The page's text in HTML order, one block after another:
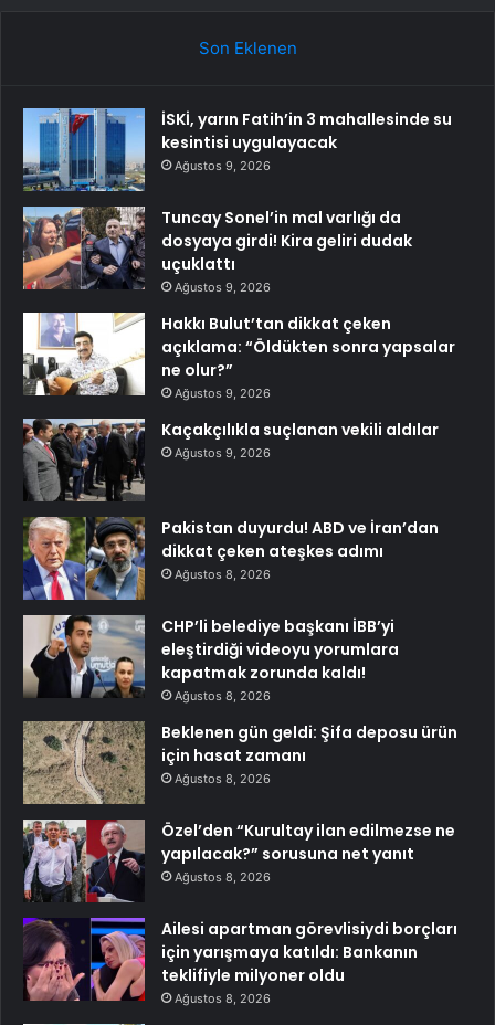
Son Eklenen
İSKİ, yarın Fatih’in 3 mahallesinde su
kesintisi uygulayacak
Ağustos 9, 2026
Tuncay Sonel’in mal varlığı da
dosyaya girdi! Kira geliri dudak
uçuklattı
Ağustos 9, 2026
Hakkı Bulut’tan dikkat çeken
açıklama: “Öldükten sonra yapsalar
ne olur?”
Ağustos 9, 2026
Kaçakçılıkla suçlanan vekili aldılar
Ağustos 9, 2026
Pakistan duyurdu! ABD ve İran’dan
dikkat çeken ateşkes adımı
Ağustos 8, 2026
CHP’li belediye başkanı İBB’yi
eleştirdiği videoyu yorumlara
kapatmak zorunda kaldı!
Ağustos 8, 2026
Beklenen gün geldi: Şifa deposu ürün
için hasat zamanı
Ağustos 8, 2026
Özel’den “Kurultay ilan edilmezse ne
yapılacak?” sorusuna net yanıt
Ağustos 8, 2026
Ailesi apartman görevlisiydi borçları
için yarışmaya katıldı: Bankanın
teklifiyle milyoner oldu
Ağustos 8, 2026